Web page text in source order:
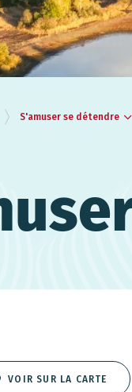
S'amuser se détendre
VOIR SUR LA CARTE